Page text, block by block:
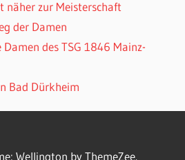
näher zur Meisterschaft
der Damen
des TSG 1846 Mainz-
Bad Dürkheim
Wellington by ThemeZee.